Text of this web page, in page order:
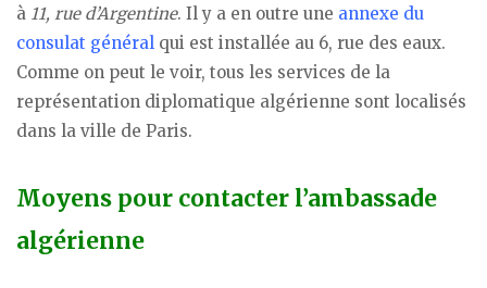
à 11, rue d’Argentine. Il y a en outre une annexe du
consulat général qui est installée au 6, rue des eaux.
Comme on peut le voir, tous les services de la
représentation diplomatique algérienne sont localisés
dans la ville de Paris.
Moyens pour contacter l’ambassade
algérienne